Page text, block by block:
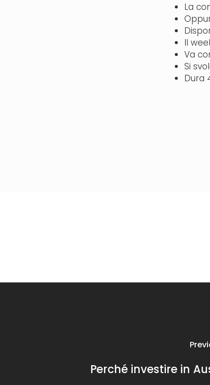
La
Il
Va
Si
Dura
Perché investire in